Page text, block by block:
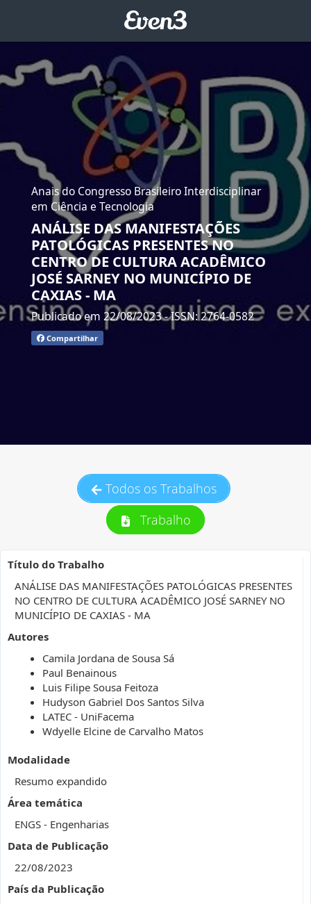
Anais do Congresso Brasileiro Interdisciplinar
em Ciência e Tecnologia
ANÁLISE DAS MANIFESTAÇÕES
PATOLÓGICAS PRESENTES NO
CENTRO DE CULTURA ACADÊMICO
JOSÉ SARNEY NO MUNICÍPIO DE
CAXIAS - MA
Publicado em 22/08/2023- ISSN: 2764-0582
Compartilhar
Todos os Trabalhos
Trabalho
Título do Trabalho
ANÁLISE DAS MANIFESTAÇÕES PATOLÓGICAS PRESENTES
NO CENTRO DE CULTURA ACADÊMICO JOSÉ SARNEY NO
MUNICÍPIO DE CAXIAS - MA
Autores
Camila Jordana de Sousa Sá
Paul Benainous
Luis Filipe Sousa Feitoza
Hudyson Gabriel Dos Santos Silva
LATEC - UniFacema
Wdyelle Elcine de Carvalho Matos
Modalidade
Resumo expandido
Área temática
ENGS - Engenharias
Data de Publicação
22/08/2023
País da Publicação